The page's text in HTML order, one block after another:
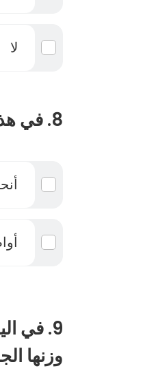
لا
8. في هذه الوضعية :
9. في